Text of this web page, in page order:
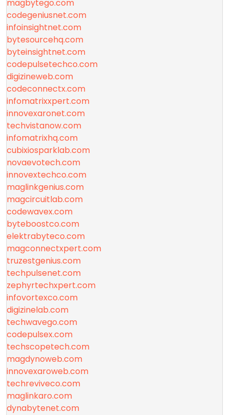
magbytego.com
codegeniusnet.com
infoinsightnet.com
bytesourcehq.com
byteinsightnet.com
codepulsetechco.com
digizineweb.com
codeconnectx.com
infomatrixxpert.com
innovexaronet.com
techvistanow.com
infomatrixhq.com
cubixiosparklab.com
novaevotech.com
innovextechco.com
maglinkgenius.com
magcircuitlab.com
codewavex.com
byteboostco.com
elektrabyteco.com
magconnectxpert.com
truzestgenius.com
techpulsenet.com
zephyrtechxpert.com
infovortexco.com
digizinelab.com
techwavego.com
codepulsex.com
techscopetech.com
magdynoweb.com
innovexaroweb.com
techreviveco.com
maglinkaro.com
dynabytenet.com